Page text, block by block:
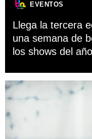
EVENTOS
Llega la tercera
una semana de
los shows del año